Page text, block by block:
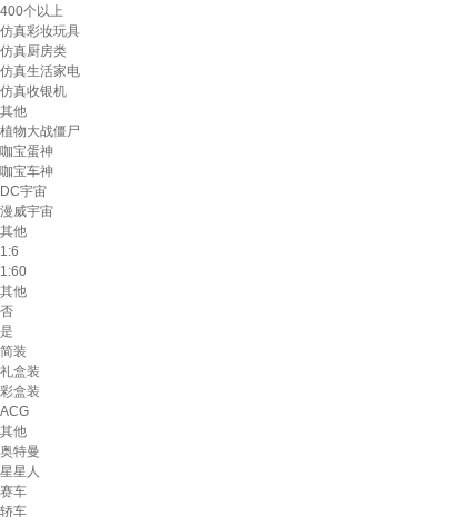
400个以上
仿真彩妆玩具
仿真厨房类
仿真生活家电
仿真收银机
其他
植物大战僵尸
咖宝蛋神
咖宝车神
DC宇宙
漫威宇宙
其他
1:6
1:60
其他
否
是
简装
礼盒装
彩盒装
ACG
其他
奥特曼
星星人
赛车
轿车